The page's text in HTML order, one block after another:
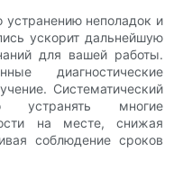
неполадок и
ускорит дальнейшую
для вашей работы.
диагностические
Систематический
устранять многие
на месте, снижая
соблюдение сроков